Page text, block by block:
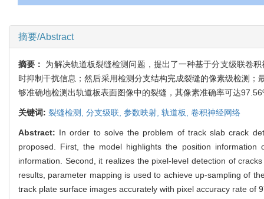
449
摘要/Abstract
摘要：为解决轨道板裂缝检测问题，提出了一种基于分支级联卷
时抑制干扰信息；然后采用检测分支结构完成裂缝的像素级检测
够准确地检测出轨道板表面图像中的裂缝，其像素准确率可达
Abstract:
In order to solve the problem of track slab crack
proposed. First, the model highlights the position
information. Second, it realizes the pixel-level detection of
results, parameter mapping is used to achieve up-sampling of